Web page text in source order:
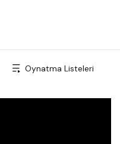
Oynatma Listeleri